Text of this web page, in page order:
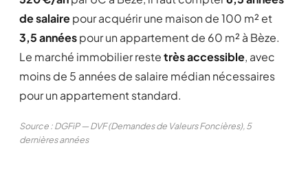
de salairepour acquérir une maison de 100 m² et
3,5 annéespour un appartement de 60 m² à Bèze.
Le marché immobilier restetrès accessible, avec
moins de 5 années de salaire médian nécessaires
pour un appartement standard.
Source : DGFiP — DVF (Demandes de Valeurs Foncières), 5
dernières années